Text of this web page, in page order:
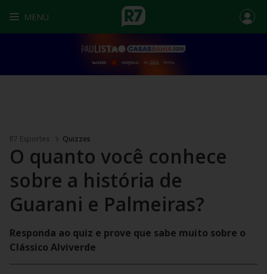
MENU
R7 Esportes Quizzes
O quanto você conhece
sobre a história de
Guarani e Palmeiras?
Responda ao quiz e prove que sabe muito sobre o
Clássico Alviverde